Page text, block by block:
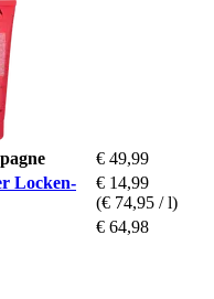
€ 49,99
Locken-
€ 14,99
(€ 74,95 / l)
€ 64,98